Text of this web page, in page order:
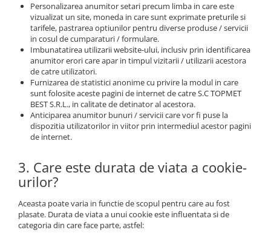
Personalizarea anumitor setari precum limba in care este
vizualizat un site, moneda in care sunt exprimate preturile si
tarifele, pastrarea optiunilor pentru diverse produse / servicii
in cosul de cumparaturi / formulare.
Imbunatatirea utilizarii website-ului, inclusiv prin identificarea
anumitor erori care apar in timpul vizitarii / utilizarii acestora
de catre utilizatori.
Furnizarea de statistici anonime cu privire la modul in care
sunt folosite aceste pagini de internet de catre S.C TOPMET
BEST S.R.L., in calitate de detinator al acestora.
Anticiparea anumitor bunuri / servicii care vor fi puse la
dispozitia utilizatorilor in viitor prin intermediul acestor pagini
de internet.
3. Care este durata de viata a cookie-
urilor?
Aceasta poate varia in functie de scopul pentru care au fost
plasate. Durata de viata a unui cookie este influentata si de
categoria din care face parte, astfel: